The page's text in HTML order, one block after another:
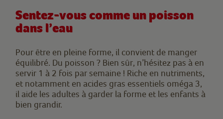
Sentez-vous comme un poisson
dans l’eau
Pour être en pleine forme, il convient de manger
équilibré. Du poisson ? Bien sûr, n’hésitez pas à en
servir 1 à 2 fois par semaine ! Riche en nutriments,
et notamment en acides gras essentiels oméga 3,
il aide les adultes à garder la forme et les enfants à
bien grandir.